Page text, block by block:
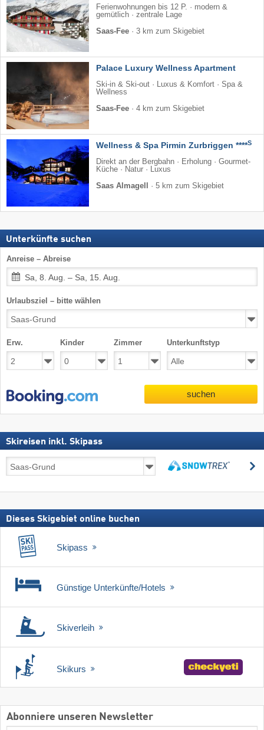
Ferienwohnungen bis 12 P. · modern &
gemütlich · zentrale Lage
Saas-Fee · 3 km zum Skigebiet
Palace Luxury Wellness Apartment
Ski-in & Ski-out · Luxus & Komfort · Spa &
Wellness
Saas-Fee · 4 km zum Skigebiet
Wellness & Spa Pirmin Zurbriggen ****S
Direkt an der Bergbahn · Erholung · Gourmet-
Küche · Natur · Luxus
Saas Almagell
· 5 km zum Skigebiet
Unterkünfte suchen
Anreise – Abreise
Sa, 8. Aug. – Sa, 15. Aug.
Urlaubsziel – bitte wählen
Erw. Kinder Zimmer Unterkunftstyp
suchen
Skireisen inkl. Skipass
inkl.
Dieses Skigebiet online buchen
Skipass
Günstige Unterkünfte/Hotels
Skiverleih
Skikurs
Abonniere unseren Newsletter